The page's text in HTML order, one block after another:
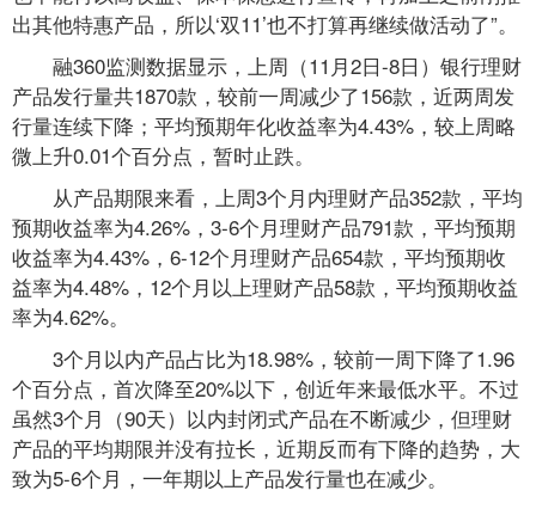
出其他特惠产品，所以‘双11’也不打算再继续做活动了”。
融360监测数据显示，上周（11月2日-8日）银行理财
产品发行量共1870款，较前一周减少了156款，近两周发
行量连续下降；平均预期年化收益率为4.43%，较上周略
微上升0.01个百分点，暂时止跌。
从产品期限来看，上周3个月内理财产品352款，平均
预期收益率为4.26%，3-6个月理财产品791款，平均预期
收益率为4.43%，6-12个月理财产品654款，平均预期收
益率为4.48%，12个月以上理财产品58款，平均预期收益
率为4.62%。
3个月以内产品占比为18.98%，较前一周下降了1.96
个百分点，首次降至20%以下，创近年来最低水平。不过
虽然3个月（90天）以内封闭式产品在不断减少，但理财
产品的平均期限并没有拉长，近期反而有下降的趋势，大
致为5-6个月，一年期以上产品发行量也在减少。